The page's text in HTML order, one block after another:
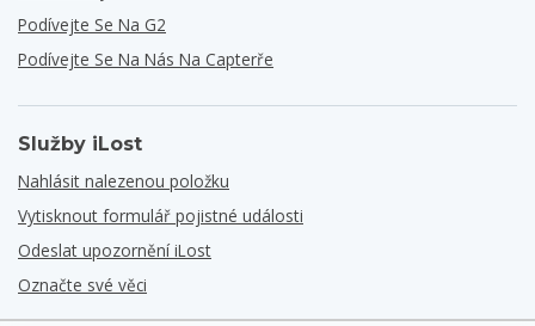
Podívejte Se Na G2
Podívejte Se Na Nás Na Capterře
Služby iLost
Nahlásit nalezenou položku
Vytisknout formulář pojistné události
Odeslat upozornění iLost
Označte své věci